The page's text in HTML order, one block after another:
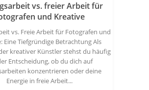
vs. freier Arbeit für
und Kreative
vs. Freie Arbeit für Fotografen und
Eine Tiefgründige Betrachtung Als
kreativer Künstler stehst du häufig
Entscheidung, ob du dich auf
konzentrieren oder deine
Energie in freie Arbeit...